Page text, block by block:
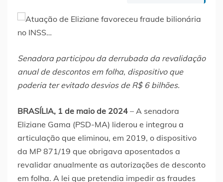
Senadora participou da derrubada da revalidação
anual de descontos em folha, dispositivo que
poderia ter evitado desvios de R$ 6 bilhões.
BRASÍLIA, 1 de maio de 2024 – A senadora
Eliziane Gama (PSD-MA) liderou e integrou a
articulação que eliminou, em 2019, o dispositivo
da MP 871/19 que obrigava aposentados a
revalidar anualmente as autorizações de desconto
em folha. A lei que pretendia impedir as fraudes